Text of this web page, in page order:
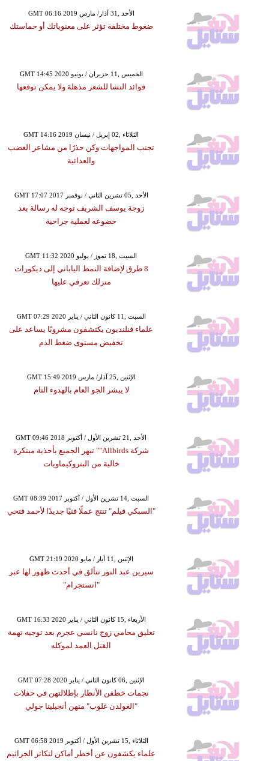
GMT 06:16 2019 الأحد ,31 آذار/ مارس
ضغوط مختلفة تؤثر على معنوياتك أو حماستك
GMT 14:45 2020 الخميس ,11 حزيران / يونيو
فوائد النشا للشعر مذهلة ولا يمكن توقعها
GMT 14:16 2019 الثلاثاء ,02 إبريل / نيسان
تجنب المواجهات وكن حذرًا من مشاعر الغضب
والعدائية
GMT 17:07 2017 الأحد ,05 تشرين الثاني / نوفمبر
زوجة يوسف الشريف توجه له رسالة بعد
خضوعه لعملية جراحية
GMT 11:32 2020 السبت ,18 تموز / يوليو
8 طرق لإضافة النمط الياباني إلى ديكورات
منزلك تعرفي عليها
GMT 07:29 2020 السبت ,11 كانون الثاني / يناير
علماء فنلنديون يكتشفون مشروبًا يساعد على
تخفيض مستوى ضغط الدم
GMT 15:49 2019 الإثنين ,25 آذار/ مارس
لا يبشر الجو العام بالهدوء التام
GMT 09:46 2018 الأحد ,21 تشرين الأول / أكتوبر
شركة Allbirds"" تبهر الجميع بأحذية مبتكرة
خالية من البتروكيماويات
GMT 08:39 2017 السبت ,14 تشرين الأول / أكتوبر
"السبكي فيلم" تنتج عملًا فنيًا جديدًا لأحمد فتحي
GMT 21:19 2020 الإثنين ,11 أيار / مايو
سيرين عبد النور تتألق في أحدث ظهور لها عبر
"انستجرام"
GMT 16:33 2020 الأربعاء ,15 كانون الثاني / يناير
تعليق محامي زوج نانسي عجرم بعد توجيه تهمة
القتل العمد لموكله
GMT 07:28 2020 الإثنين ,06 كانون الثاني / يناير
نجمات خطفن الأنظار بإطلالتهن في حفلات
"الغولدن غلوب" منهن أنجيلينا جولي
GMT 06:58 2019 الثلاثاء ,15 تشرين الأول / أكتوبر
علماء يكشفون عن أخطر أماكن لتكاثر الجراثيم